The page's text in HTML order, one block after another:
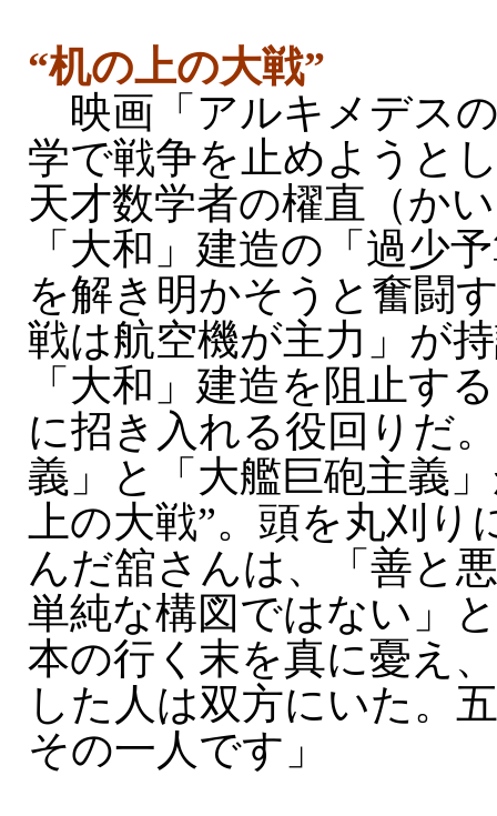
“机の上の大戦”
映画「アルキメデス
学で戦争を止めようと
天才数学者の櫂直（か
「大和」建造の「過少
を解き明かそうと奮闘
戦は航空機が主力」が
「大和」建造を阻止す
に招き入れる役回りだ
義」と「大艦巨砲主義
上の大戦”。頭を丸刈
んだ舘さんは、「善と
単純な構図ではない」
本の行く末を真に憂え
した人は双方にいた。
その一人です」